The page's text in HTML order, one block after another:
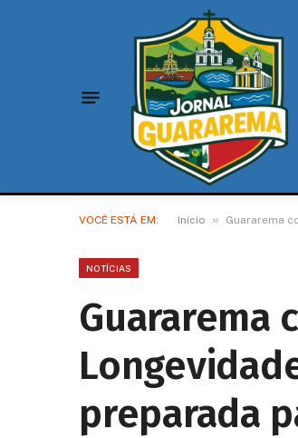
VOCÊ ESTÁ EM: Início » Guararema
NOTÍCIAS
Guararema
preparada